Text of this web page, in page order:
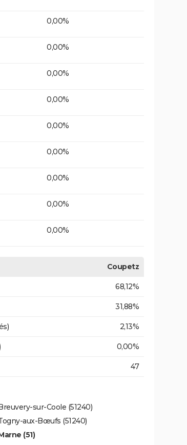
0,00%
0,00%
0,00%
0,00%
0,00%
0,00%
0,00%
0,00%
0,00%
Coupetz
68,12%
31,88%
2,13%
0,00%
47
sur-Coole (51240)
aux-Bœufs (51240)
(51)